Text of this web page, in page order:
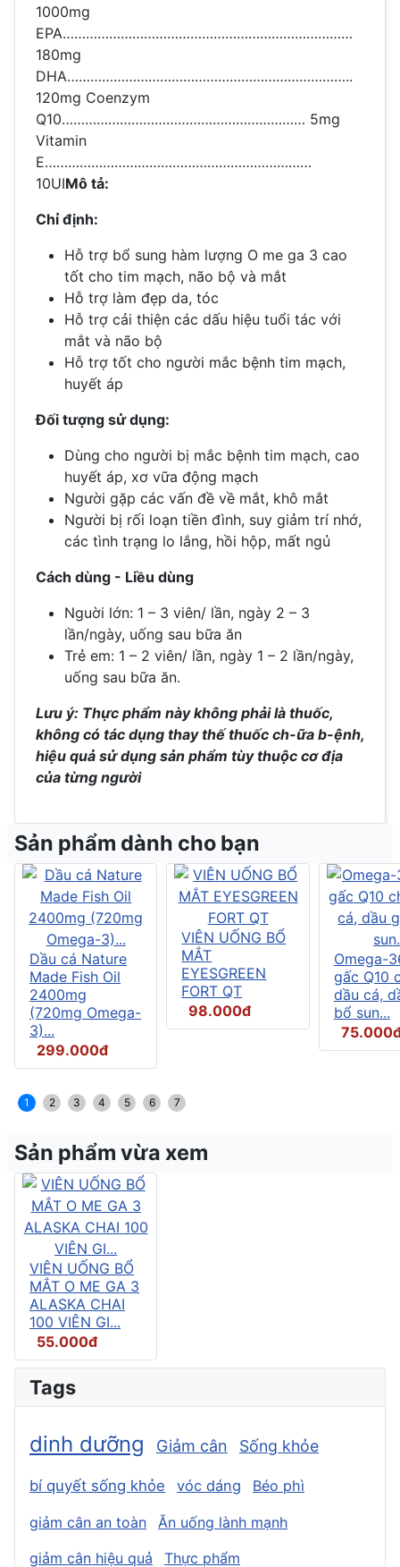
1000mg
EPA…………………………………………………………………
180mg
DHA………………………………………………………………..
120mg Coenzym
Q10……………………………………………………… 5mg
Vitamin
E……………………………………………………………
10UIMô tả:
Chỉ định:
Hỗ trợ bổ sung hàm lượng O me ga 3 cao
tốt cho tim mạch, não bộ và mắt
Hỗ trợ làm đẹp da, tóc
Hỗ trợ cải thiện các dấu hiệu tuổi tác với
mắt và não bộ
Hỗ trợ tốt cho người mắc bệnh tim mạch,
huyết áp
Đối tượng sử dụng:
Dùng cho người bị mắc bệnh tim mạch, cao
huyết áp, xơ vữa động mạch
Người gặp các vấn đề về mắt, khô mắt
Người bị rối loạn tiền đình, suy giảm trí nhớ,
các tình trạng lo lắng, hồi hộp, mất ngủ
Cách dùng - Liều dùng
Nguời lớn: 1 – 3 viên/ lần, ngày 2 – 3
lần/ngày, uống sau bữa ăn
Trẻ em: 1 – 2 viên/ lần, ngày 1 – 2 lần/ngày,
uống sau bữa ăn.
Lưu ý: Thực phẩm này không phải là thuốc,
không có tác dụng thay thế thuốc ch-ữa b-ệnh,
hiệu quả sử dụng sản phẩm tùy thuộc cơ địa
của từng người
Sản phẩm dành cho bạn
Dầu cá Nature
Made Fish Oil
2400mg
(720mg Omega-
3)...
299.000đ
VIÊN UỐNG BỔ
MẮT
EYESGREEN
FORT QT
98.000đ
Omega-
gấc Q10
dầu cá,
bổ sun...
1 2 3 4 5 6 7
Sản phẩm vừa xem
VIÊN UỐNG BỔ
MẮT O ME GA 3
ALASKA CHAI
100 VIÊN GI...
55.000đ
Tags
dinh dưỡng Giảm cân Sống khỏe
bí quyết sống khỏe vóc dáng Béo phì
giảm cân an toàn
Ăn uống lành mạnh
giảm cân hiệu quả
Thực phẩm